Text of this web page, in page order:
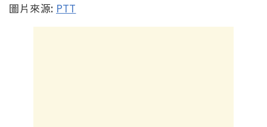
圖片來源: PTT